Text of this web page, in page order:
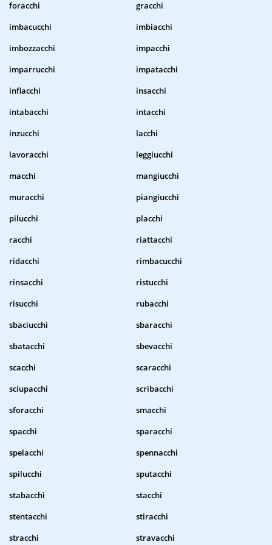
foracchi
gracchi
imbacucchi
imbiacchi
imbozzacchi
impacchi
imparrucchi
impatacchi
infiacchi
insacchi
intabacchi
intacchi
inzucchi
lacchi
lavoracchi
leggiucchi
macchi
mangiucchi
muracchi
piangiucchi
pilucchi
placchi
racchi
riattacchi
ridacchi
rimbacucchi
rinsacchi
ristucchi
risucchi
rubacchi
sbaciucchi
sbaracchi
sbatacchi
sbevacchi
scacchi
scaracchi
sciupacchi
scribacchi
sforacchi
smacchi
spacchi
sparacchi
spelacchi
spennacchi
spilucchi
sputacchi
stabacchi
stacchi
stentacchi
stiracchi
stracchi
stravacchi